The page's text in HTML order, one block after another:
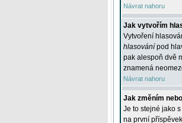
Návrat nahoru
Jak vytvořím
Vytvoření
hlasování pod
pak alespoň dvě
znamená
Návrat nahoru
Jak změním
Je to stejné jako
na první